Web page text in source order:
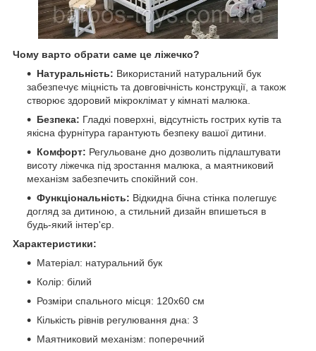
Чому варто обрати саме це ліжечко?
Натуральність: Використаний натуральний бук
забезпечує міцність та довговічність конструкції, а також
створює здоровий мікроклімат у кімнаті малюка.
Безпека: Гладкі поверхні, відсутність гострих кутів та
якісна фурнітура гарантують безпеку вашої дитини.
Комфорт: Регульоване дно дозволить підлаштувати
висоту ліжечка під зростання малюка, а маятниковий
механізм забезпечить спокійний сон.
Функціональність: Відкидна бічна стінка полегшує
догляд за дитиною, а стильний дизайн впишеться в
будь-який інтер'єр.
Характеристики:
Матеріал: натуральний бук
Колір: білий
Розміри спального місця: 120х60 см
Кількість рівнів регулювання дна: 3
Маятниковий механізм: поперечний